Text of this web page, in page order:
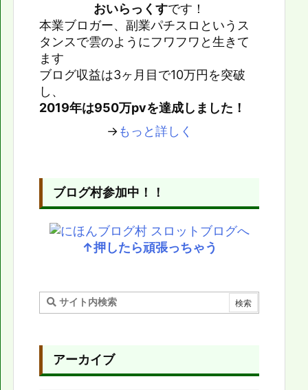
おいらっくすです！
本業ブロガー、副業パチスロというス
タンスで雲のようにフワフワと生きて
ます
ブログ収益は3ヶ月目で10万円を突破
し、
2019年は950万pvを達成しました！
→もっと詳しく
ブログ村参加中！！
↑押したら頑張っちゃう
アーカイブ